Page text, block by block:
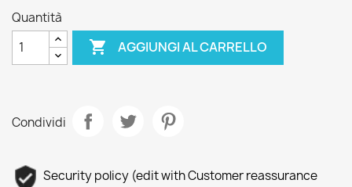
Quantità
 AGGIUNGI AL CARRELLO
Condividi
Security policy (edit with Customer reassurance